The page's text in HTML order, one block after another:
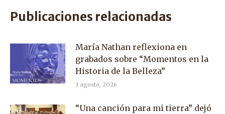
Publicaciones relacionadas
María Nathan reflexiona en
grabados sobre “Momentos en la
Historia de la Belleza”
3 agosto, 2026
“Una canción para mi tierra” dejó